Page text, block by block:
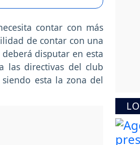
contar con más
de contar con una
disputar en esta
las directivas del club
esta la zona del